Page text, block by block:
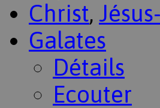
Christ,
Galates
Détails
Ecouter